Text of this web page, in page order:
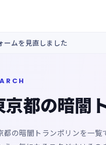
ームを見直しました
京都の暗闇
都の暗闇トランポリンを一